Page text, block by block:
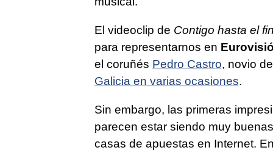
El videoclip de Contigo hasta el
para representarnos en
el coruñés Pedro Castro, novio de
Galicia en varias ocasiones.
Sin embargo, las primeras
parecen estar siendo muy
casas de apuestas en Internet.